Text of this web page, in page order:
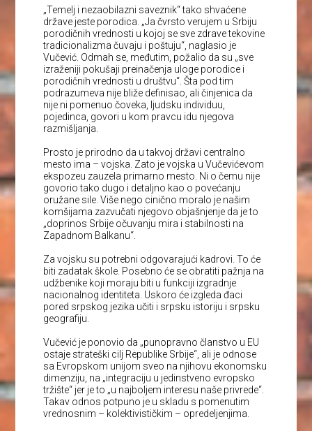
„Temelj i nezaobilazni saveznik“ tako shvaćene
države jeste porodica. „Ja čvrsto verujem u Srbiju
porodičnih vrednosti u kojoj se sve zdrave tekovine
tradicionalizma čuvaju i poštuju“, naglasio je
Vučević. Odmah se, međutim, požalio da su „sve
izraženiji pokušaji preinačenja uloge porodice i
porodičnih vrednosti u društvu“. Šta pod tim
podrazumeva nije bliže definisao, ali činjenica da
nije ni pomenuo čoveka, ljudsku individuu,
pojedinca, govori u kom pravcu idu njegova
razmišljanja.
Prosto je prirodno da u takvoj državi centralno
mesto ima – vojska. Zato je vojska u Vučevićevom
ekspozeu zauzela primarno mesto. Ni o čemu nije
govorio tako dugo i detaljno kao o povećanju
oružane sile. Više nego cinično moralo je našim
komšijama zazvučati njegovo objašnjenje da je to
„doprinos Srbije očuvanju mira i stabilnosti na
Zapadnom Balkanu“.
Za vojsku su potrebni odgovarajući kadrovi. To će
biti zadatak škole. Posebno će se obratiti pažnja na
udžbenike koji moraju biti u funkciji izgradnje
nacionalnog identiteta. Uskoro će izgleda đaci
pored srpskog jezika učiti i srpsku istoriju i srpsku
geografiju.
Vučević je ponovio da „punopravno članstvo u EU
ostaje strateški cilj Republike Srbije“, ali je odnose
sa Evropskom unijom sveo na njihovu ekonomsku
dimenziju, na „integraciju u jedinstveno evropsko
tržište“ jer je to „u najboljem interesu naše privrede“.
Takav odnos potpuno je u skladu s pomenutim
vrednosnim – kolektivističkim – opredeljenjima.